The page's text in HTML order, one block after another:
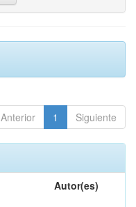
Anterior 1 Siguiente
Autor(es)